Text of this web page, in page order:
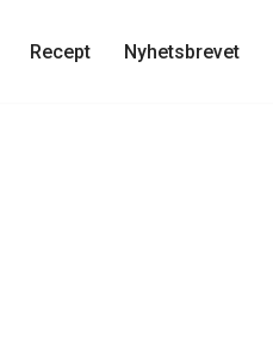
Recept Nyhetsbrevet